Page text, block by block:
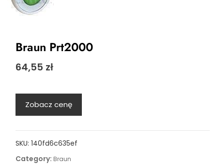
Braun Prt2000
64,55 zł
Zobacz cenę
SKU: 140fd6c635ef
Category: Braun